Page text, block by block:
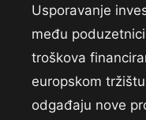
Usporavanje
među
troškova
europskom
odgađaju nove